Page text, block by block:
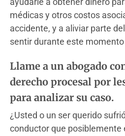
médicas y otros costos
accidente, y a aliviar parte
sentir durante este
Llame a un abogado
derecho procesal por
para analizar su caso.
¿Usted o un ser querido
conductor que posiblemente